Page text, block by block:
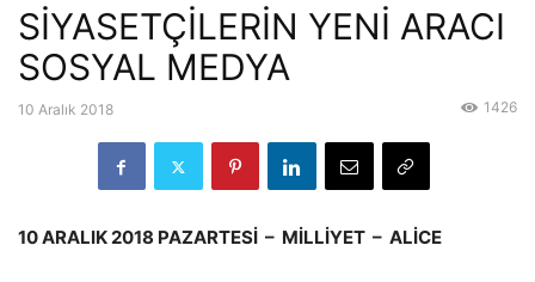
SİYASETÇİLERİN YENİ ARACI
SOSYAL MEDYA
10 Aralık 2018 1426
10 ARALIK 2018 PAZARTESİ – MİLLİYET – ALİCE